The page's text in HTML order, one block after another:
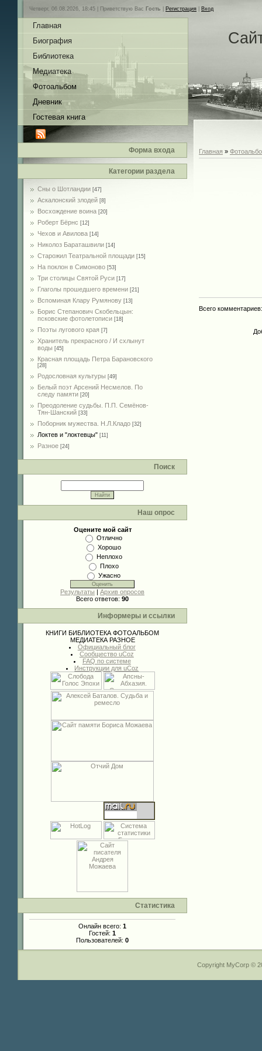
Четверг, 06.08.2026, 18:45 | Приветствую Вас Гость Регистрация Вход
Главная
Биография
Библиотека
Медиатека
Фотоальбом
Дневник
Гостевая книга
Форма входа
Категории раздела
Сны о Шотландии [47]
Аскалонский злодей [8]
Восхождение воина [20]
Роберт Бёрнс [12]
Чехов и Авилова [14]
Николоз Бараташвили [14]
Cтарожил Театральной площади [15]
На поклон в Симоново [53]
Три столицы Святой Руси [17]
Глаголы прошедшего времени [21]
Вспоминая Клару Румянову [13]
Борис Степанович Скобельцын:
псковские фотолетописи [18]
Поэты лугового края [7]
Хранитель прекрасного / И схлынут
воды [45]
Красная площадь Петра Барановского
[28]
Родословная культуры [49]
Белый поэт Арсений Несмелов. По
следу памяти [20]
Преодоление судьбы. П.П. Семёнов-
Тян-Шанский [33]
Поборник мужества. Н.Л.Кладо [32]
Локтев и "локтевцы" [11]
Разное [24]
Поиск
Наш опрос
Оцените мой сайт
Отлично
Хорошо
Неплохо
Плохо
Ужасно
Результаты | Архив опросов
Всего ответов: 90
Информеры и ссылки
КНИГИ БИБЛИОТЕКА ФОТОАЛЬБОМ
МЕДИАТЕКА РАЗНОЕ
Официальный блог
Сообщество uCoz
FAQ по системе
Инструкции для uCoz
Статистика
Онлайн всего: 1
Гостей: 1
Пользователей: 0
Главная »
Всего комментариев
Copyright MyCorp ©